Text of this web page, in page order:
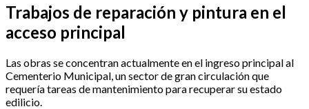
Trabajos de reparación y pintura en el
acceso principal
Las obras se concentran actualmente en el ingreso principal al
Cementerio Municipal, un sector de gran circulación que
requería tareas de mantenimiento para recuperar su estado
edilicio.